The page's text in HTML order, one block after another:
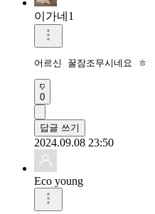
이가네1
어르신 꿀잠조무시네요 ㅎ
0
답글 쓰기
2024.09.08 23:50
Eco young